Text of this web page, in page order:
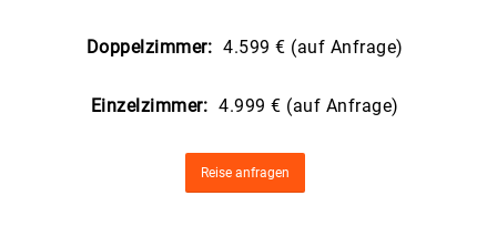
Doppelzimmer: 4.599 € (auf Anfrage)
Einzelzimmer: 4.999 € (auf Anfrage)
Reise anfragen